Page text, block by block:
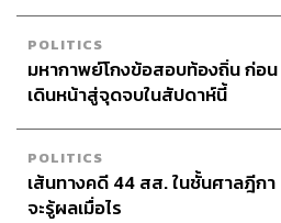
POLITICS
มหากาพย์โกงข้อสอบท้องถิ่น ก่อน
เดินหน้าสู่จุดจบในสัปดาห์นี้
POLITICS
เส้นทางคดี 44 สส. ในชั้นศาลฎีกา
จะรู้ผลเมื่อไร